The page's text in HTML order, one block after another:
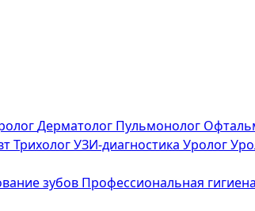
Дерматолог Пульмонолог
ТрихологУЗИ-диагностика Уролог
зубов Профессиональная гигиена